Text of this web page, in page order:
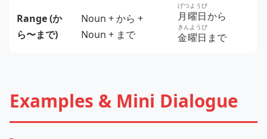
Range (か
ら〜まで)
Noun + から +
Noun + まで
月曜日
げつようび
から
金曜日
きんようび
まで
Examples & Mini Dialogue